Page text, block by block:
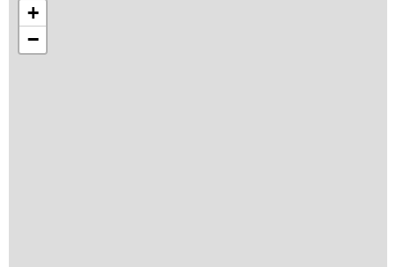
+
−